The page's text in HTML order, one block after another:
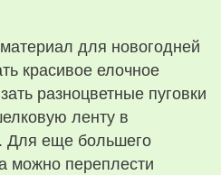
для новогодней
красивое елочное
разноцветные пуговки
ленту в
Для еще большего
можно переплести